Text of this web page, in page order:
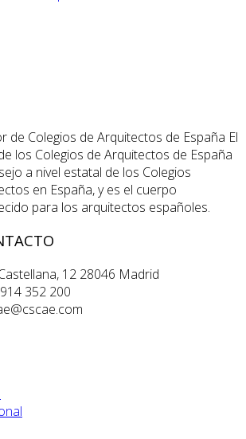
El
los Colegios de Arquitectos de España
a nivel estatal de los Colegios
en España, y es el cuerpo
para los arquitectos españoles.
12 28046 Madrid
914 352 200